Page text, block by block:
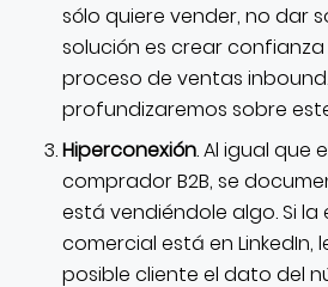
sólo quiere vender, no dar
solución es crear
proceso de ventas
profundizaremos sobre
Hiperconexión. Al igual que
comprador B2B, se
está vendiéndole algo. Si la
comercial está en LinkedIn,
posible cliente el dato del